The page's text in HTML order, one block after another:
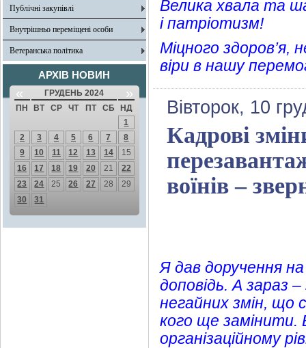
Публічні закупівлі
Внутрішньо переміщені особи
Ветеранська політика
АРХІВ НОВИН
« ГРУДЕНЬ 2024 »
ПН ВТ СР ЧТ ПТ СБ
НД
1
2
3 4 5 6 7
8
9
10 11 12 13 14
15
16
17 18 19 20 21
22
23
24 25 26 27 28
29
30
31
Велика хвала та
і патріотизм!
Міцного
віри в нашу
Вівторок, 10
Кадрові
воїнів –
Я дав доручення
доповідь. А зараз
негайних змін,
кого ще замінити.
організаційному